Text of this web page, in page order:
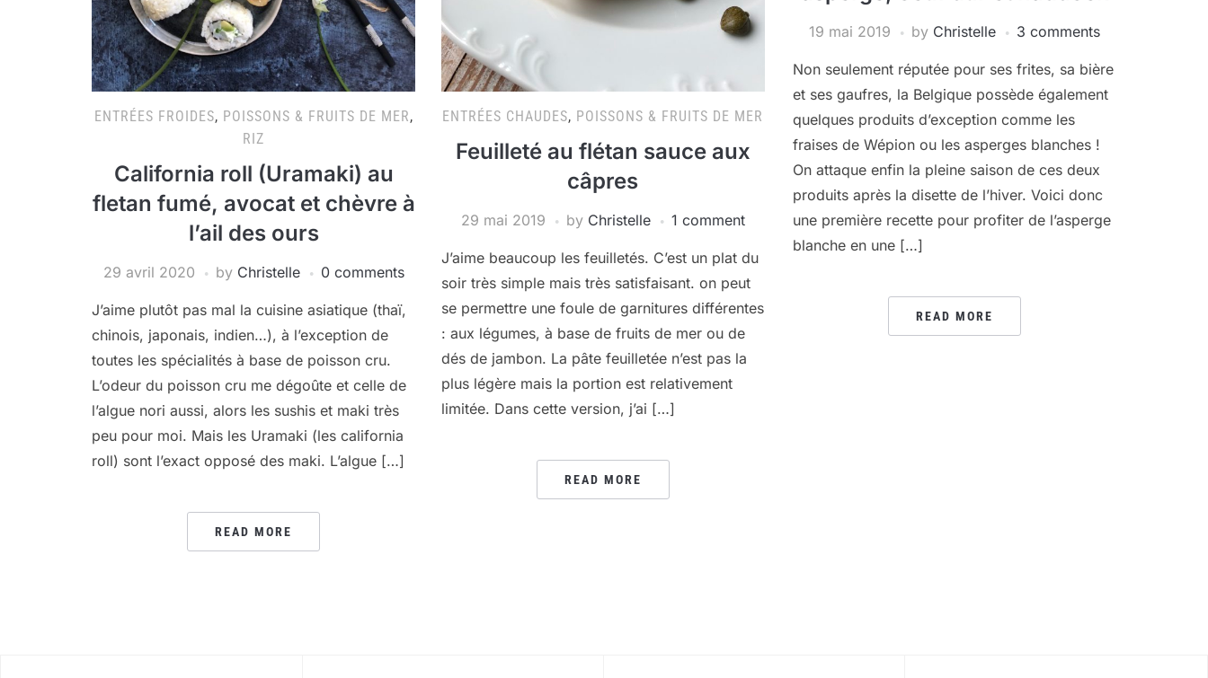
ENTRÉES FROIDES, POISSONS & FRUITS DE MER,
RIZ
California roll (Uramaki) au
fletan fumé, avocat et chèvre à
l’ail des ours
29 avril 2020 by Christelle 0 comments
J’aime plutôt pas mal la cuisine asiatique (thaï,
chinois, japonais, indien…), à l’exception de
toutes les spécialités à base de poisson cru.
L’odeur du poisson cru me dégoûte et celle de
l’algue nori aussi, alors les sushis et maki très
peu pour moi. Mais les Uramaki (les california
roll) sont l’exact opposé des maki. L’algue […]
READ MORE
ENTRÉES CHAUDES, POISSONS & FRUITS DE MER
Feuilleté au flétan sauce aux
câpres
29 mai 2019 by Christelle 1 comment
J’aime beaucoup les feuilletés. C’est un plat du
soir très simple mais très satisfaisant. on peut
se permettre une foule de garnitures différentes
: aux légumes, à base de fruits de mer ou de
dés de jambon. La pâte feuilletée n’est pas la
plus légère mais la portion est relativement
limitée. Dans cette version, j’ai […]
READ MORE
19 mai 2019 by Christelle 3 comments
Non seulement réputée pour ses frites, sa bière
et ses gaufres, la Belgique possède également
quelques produits d’exception comme les
fraises de Wépion ou les asperges blanches !
On attaque enfin la pleine saison de ces deux
produits après la disette de l’hiver. Voici donc
une première recette pour profiter de l’asperge
blanche en une […]
READ MORE